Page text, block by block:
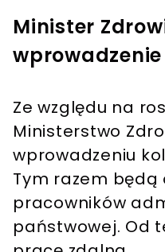
Minister
Ze względu na
Ministerstwo
wprowadzeniu
Tym razem będą
pracowników
państwowej. Od